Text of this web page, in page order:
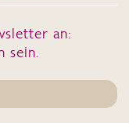
an:
sein.